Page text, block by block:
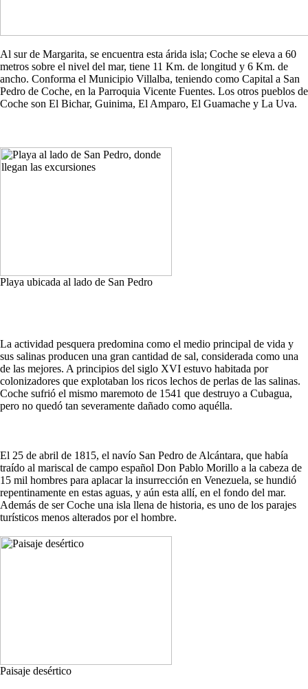
Al sur de Margarita, se encuentra esta árida isla; Coche se eleva a 60
metros sobre el nivel del mar, tiene 11 Km. de longitud y 6 Km. de
ancho. Conforma el Municipio Villalba, teniendo como Capital a San
Pedro de Coche, en la Parroquia Vicente Fuentes. Los otros pueblos de
Coche son El Bichar, Guinima, El Amparo, El Guamache y La Uva.
Playa ubicada al lado de San Pedro
La actividad pesquera predomina como el medio principal de vida y
sus salinas producen una gran cantidad de sal, considerada como una
de las mejores. A principios del siglo XVI estuvo habitada por
colonizadores que explotaban los ricos lechos de perlas de las salinas.
Coche sufrió el mismo maremoto de 1541 que destruyo a Cubagua,
pero no quedó tan severamente dañado como aquélla.
El 25 de abril de 1815, el navío San Pedro de Alcántara, que había
traído al mariscal de campo español Don Pablo Morillo a la cabeza de
15 mil hombres para aplacar la insurrección en Venezuela, se hundió
repentinamente en estas aguas, y aún esta allí, en el fondo del mar.
Además de ser Coche una isla llena de historia, es uno de los parajes
turísticos menos alterados por el hombre.
Paisaje desértico